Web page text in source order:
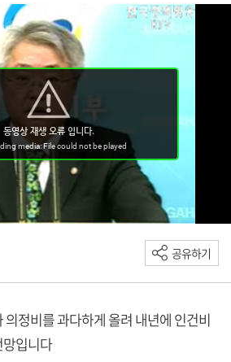
공유하기
정비를 과다하게 올려 내년에 인건비
망입니다